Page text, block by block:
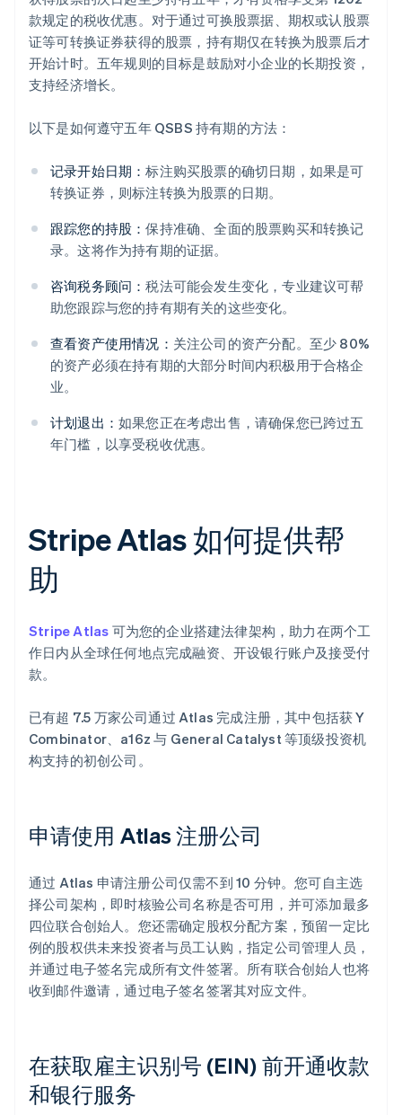
款规定的税收优惠。对于通过可换股票据、期权或认股票
证等可转换证券获得的股票，持有期仅在转换为股票后才
开始计时。五年规则的目标是鼓励对小企业的长期投资，
支持经济增长。
以下是如何遵守五年 QSBS 持有期的方法：
记录开始日期：标注购买股票的确切日期，如果是可
转换证券，则标注转换为股票的日期。
跟踪您的持股：保持准确、全面的股票购买和转换记
录。这将作为持有期的证据。
咨询税务顾问：税法可能会发生变化，专业建议可帮
助您跟踪与您的持有期有关的这些变化。
查看资产使用情况： 关注公司的资产分配。至少 80%
的资产必须在持有期的大部分时间内积极用于合格企
业。
计划退出： 如果您正在考虑出售，请确保您已跨过五
年门槛，以享受税收优惠。
Stripe Atlas 如何提供帮
助
Stripe Atlas 可为您的企业搭建法律架构，助力在两个工
作日内从全球任何地点完成融资、开设银行账户及接受付
款。
已有超 7.5 万家公司通过 Atlas 完成注册，其中包括获 Y
Combinator、a16z 与 General Catalyst 等顶级投资机
构支持的初创公司。
申请使用 Atlas 注册公司
通过 Atlas 申请注册公司仅需不到 10 分钟。您可自主选
择公司架构，即时核验公司名称是否可用，并可添加最多
四位联合创始人。您还需确定股权分配方案，预留一定比
例的股权供未来投资者与员工认购，指定公司管理人员，
并通过电子签名完成所有文件签署。所有联合创始人也将
收到邮件邀请，通过电子签名签署其对应文件。
在获取雇主识别号 (EIN) 前开通收款
和银行服务